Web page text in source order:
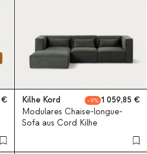
Kilhe Kord 9
1 059,85
Modulares Chaise-longue-
Sofa aus Cord Kilhe